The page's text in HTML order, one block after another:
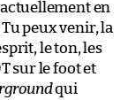
en
Tu peux venir, la
le ton, les
sur le foot et
qui